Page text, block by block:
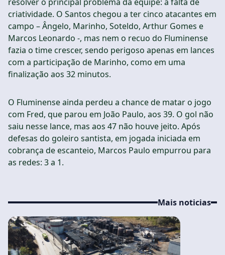
criatividade. O Santos chegou a ter cinco atacantes em
campo – Ângelo, Marinho, Soteldo, Arthur Gomes e
Marcos Leonardo -, mas nem o recuo do Fluminense
fazia o time crescer, sendo perigoso apenas em lances
com a participação de Marinho, como em uma
finalização aos 32 minutos.
O Fluminense ainda perdeu a chance de matar o jogo
com Fred, que parou em João Paulo, aos 39. O gol não
saiu nesse lance, mas aos 47 não houve jeito. Após
defesas do goleiro santista, em jogada iniciada em
cobrança de escanteio, Marcos Paulo empurrou para
as redes: 3 a 1.
Mais noticias